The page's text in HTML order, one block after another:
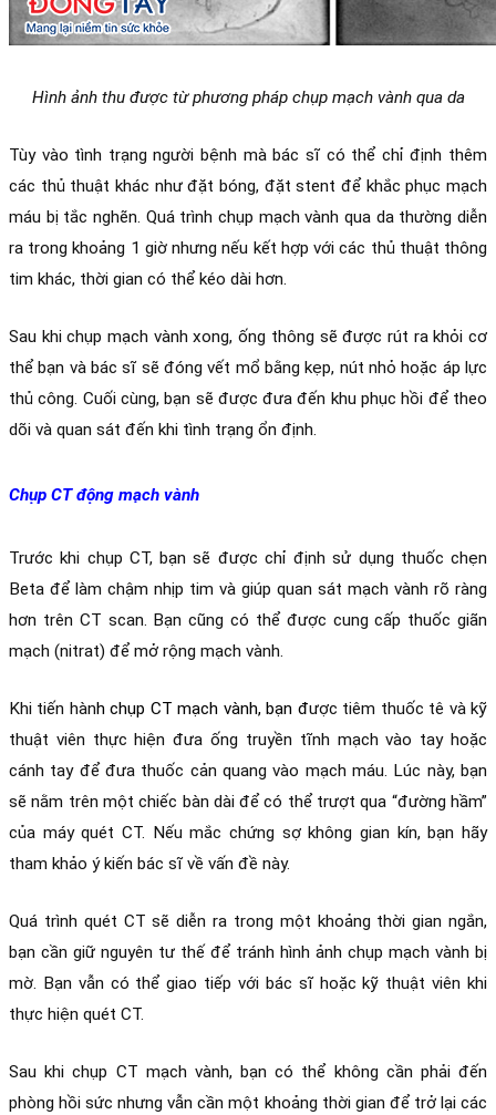
Hình ảnh thu được từ phương pháp chụp mạch vành qua da
Tùy vào tình trạng người bệnh mà bác sĩ có thể chỉ định thêm
các thủ thuật khác như đặt bóng, đặt stent để khắc phục mạch
máu bị tắc nghẽn. Quá trình chụp mạch vành qua da thường diễn
ra trong khoảng 1 giờ nhưng nếu kết hợp với các thủ thuật thông
tim khác, thời gian có thể kéo dài hơn.
Sau khi chụp mạch vành xong, ống thông sẽ được rút ra khỏi cơ
thể bạn và bác sĩ sẽ đóng vết mổ bằng kẹp, nút nhỏ hoặc áp lực
thủ công. Cuối cùng, bạn sẽ được đưa đến khu phục hồi để theo
dõi và quan sát đến khi tình trạng ổn định.
Chụp CT động mạch vành
Trước khi chụp CT, bạn sẽ được chỉ định sử dụng thuốc chẹn
Beta để làm chậm nhịp tim và giúp quan sát mạch vành rõ ràng
hơn trên CT scan. Bạn cũng có thể được cung cấp thuốc giãn
mạch (nitrat) để mở rộng mạch vành.
Khi tiến hành chụp CT mạch vành, bạn được tiêm thuốc tê và kỹ
thuật viên thực hiện đưa ống truyền tĩnh mạch vào tay hoặc
cánh tay để đưa thuốc cản quang vào mạch máu. Lúc này, bạn
sẽ nằm trên một chiếc bàn dài để có thể trượt qua “đường hầm”
của máy quét CT. Nếu mắc chứng sợ không gian kín, bạn hãy
tham khảo ý kiến bác sĩ về vấn đề này.
Quá trình quét CT sẽ diễn ra trong một khoảng thời gian ngắn,
bạn cần giữ nguyên tư thế để tránh hình ảnh chụp mạch vành bị
mờ. Bạn vẫn có thể giao tiếp với bác sĩ hoặc kỹ thuật viên khi
thực hiện quét CT.
Sau khi chụp CT mạch vành, bạn có thể không cần phải đến
phòng hồi sức nhưng vẫn cần một khoảng thời gian để trở lại các